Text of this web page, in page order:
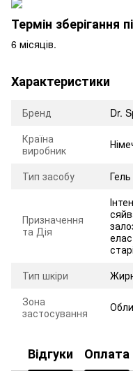
Термін зберігання
6 місяців.
Характеристики
Бренд
Dr.
Країна
виробник
Тип засобу Гель
Призначення
та Дія
Тип шкіри
Зона
застосування
Відгуки Оплата